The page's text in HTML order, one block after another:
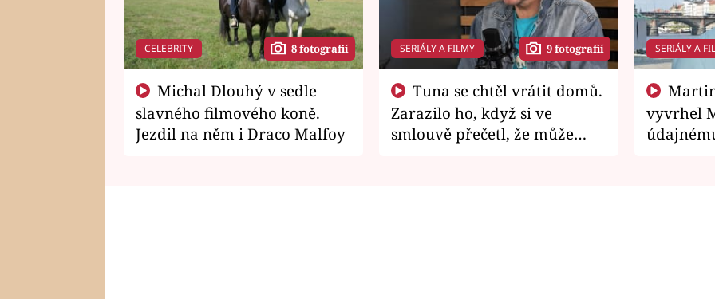
CELEBRITY 8 fotografií
slavného filmového koně.
Jezdil na něm i Draco Malfoy
SERIÁLY A FILMY 9 fotografií
Zarazilo ho, když si ve
smlouvě přečetl, že může
SERIÁLY A
vyvrhel